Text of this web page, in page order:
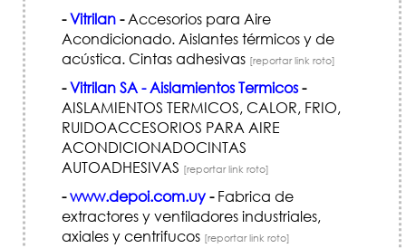
-Vitrilan-Accesorios para Aire
Acondicionado. Aislantes térmicos y de
acústica. Cintas adhesivas [reportar link roto]
-Vitrilan SA - Aislamientos Termicos-
AISLAMIENTOS TERMICOS, CALOR, FRIO,
RUIDOACCESORIOS PARA AIRE
ACONDICIONADOCINTAS
AUTOADHESIVAS [reportar link roto]
-www.depoi.com.uy-Fabrica de
extractores y ventiladores industriales,
axiales y centrifucos [reportar link roto]